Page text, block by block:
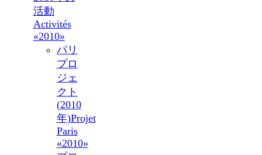
活動
Activités
«2010»
パリ
プロ
ジェ
クト
(2010
年)Projet
Paris
«2010»